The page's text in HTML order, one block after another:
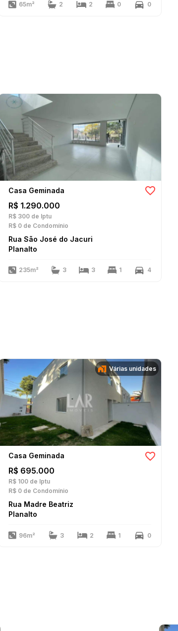
65m² 2 2 0 0
Casa Geminada
R$ 1.290.000
R$ 300 de Iptu
R$ 0 de Condomínio
Rua São José do Jacuri
Planalto
235m² 3 3 1 4
Várias unidades
Casa Geminada
R$ 695.000
R$ 100 de Iptu
R$ 0 de Condomínio
Rua Madre Beatriz
Planalto
96m² 3 2 1 0